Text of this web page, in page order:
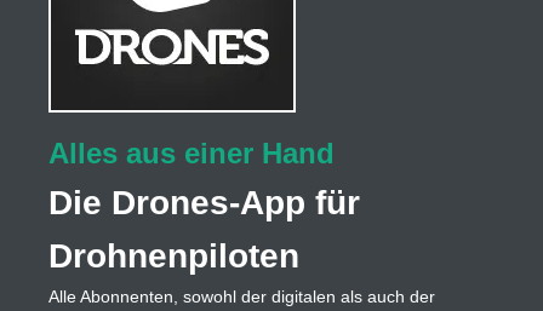
Alles aus einer Hand
Die Drones-App für
Drohnenpiloten
Alle Abonnenten, sowohl der digitalen als auch der